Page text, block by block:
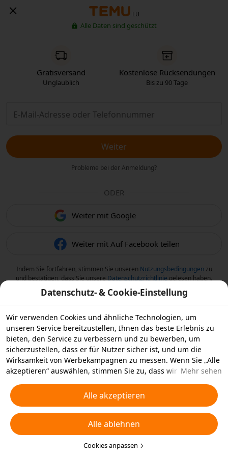
LU
Alle Daten sind geschützt
Gratisversand
Unglaublich
Kostenlose Rücksendungen
Bis zu 90 Tage
Weiter
Probleme bei der Anmeldung?
ODER
Weiter mit Google
Weiter mit Auf Facebook teilen
Indem Sie fortfahren, stimmen Sie unseren Nutzungsbedingungen zu
und bestätigen, dass Sie unsere Datenschutzrichtlinie gelesen haben.
Datenschutz- & Cookie-Einstellung
Wir verwenden Cookies und ähnliche Technologien, um
unseren Service bereitzustellen, Ihnen das beste Erlebnis zu
bieten, den Service zu verbessern und zu bewerben, um
sicherzustellen, dass er für Nutzer sicher ist, und um die
Wirksamkeit von Werbekampagnen zu messen. Wenn Sie „Alle
akzeptieren“ auswählen, stimmen Sie zu, dass wir und die
ähnliche Technologien für Werbezwecke auf Ihrem Gerät
speichern. Alternativ können Sie auch über „Alle ablehnen“
nicht notwendige Cookies ablehnen oder auswählen, welche
Arten von Cookies Sie akzeptieren oder deaktivieren möchten,
indem Sie unten oder jederzeit in Ihren
Datenschutzeinstellungen auf „Cookies anpassen“ klicken.
Mehr sehen
Alle akzeptieren
Alle ablehnen
Cookies anpassen